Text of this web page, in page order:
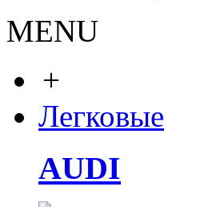
MENU
+
Легковые
AUDI